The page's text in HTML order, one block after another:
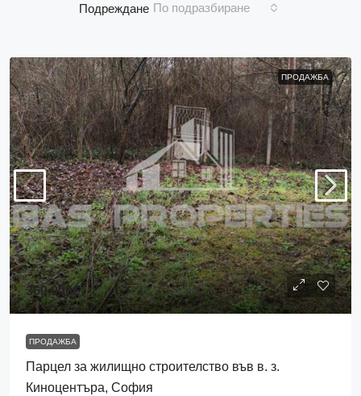
Подреждане По подразбиране
ПРОДАЖБА
360,000€
ПРОДАЖБА
Парцел за жилищно строителство във в. з.
Киноцентъра, София